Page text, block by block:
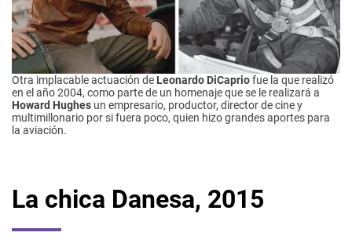
Otra implacable actuación de Leonardo DiCapriofue la que realizó
en el año 2004, como parte de un homenaje que se le realizará a
Howard Hughes un empresario, productor, director de cine y
multimillonario por si fuera poco, quien hizo grandes aportes para
la aviación.
La chica Danesa, 2015